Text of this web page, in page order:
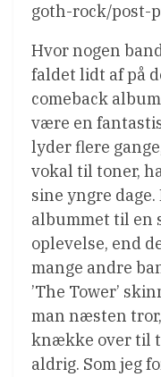
goth-rock/post-
Hvor nogen
faldet lidt af på
comeback
være en
lyder flere
vokal til toner,
sine yngre
albummet til en
oplevelse, end
mange andre
’The Tower’
man næsten
knække over til
aldrig. Som jeg